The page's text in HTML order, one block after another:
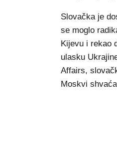
Slovačka je
se moglo
Kijevu i rekao
ulasku
Affairs,
Moskvi